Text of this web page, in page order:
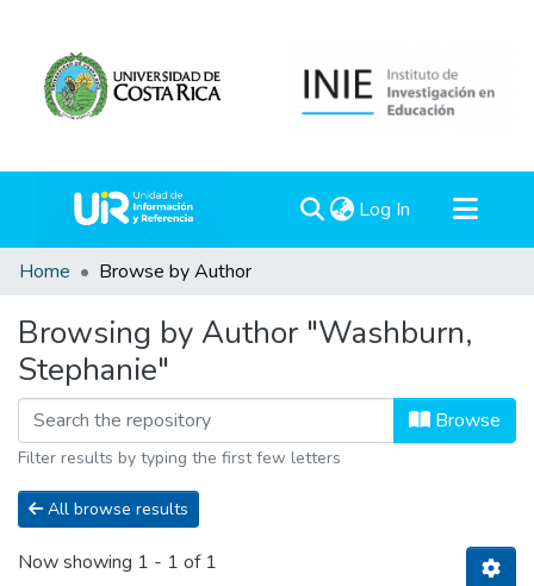
Log In (current)
Communities & Collections
Home Browse by Author
Browsing by Author "Washburn,
Stephanie"
Browse
Filter results by typing the first few letters
All browse results
Now showing 1 - 1 of 1